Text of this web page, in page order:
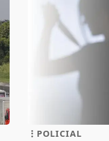
POLICIAL